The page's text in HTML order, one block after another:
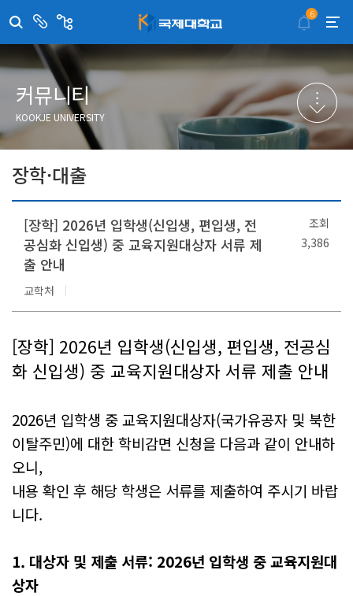
센
부
서
취·창업지원센터
국제대학교 입학안내
학술정보원
국제교류센터
산학협력단
평생교육원
교수학습지원센터
트
이메일무단수집거부
무선인터넷이용안내
포탈사이트
증명발급사이트
국제무인항공
6
커뮤니티
KOOKJE UNIVERSITY
장학·대출
[장학] 2026년 입학생(신입생, 편입생, 전
공심화 신입생) 중 교육지원대상자 서류 제
출 안내
조회
3,386
교학처
[장학] 2026년 입학생(신입생, 편입생, 전공심
화 신입생) 중 교육지원대상자 서류 제출 안내
2026년 입학생 중 교육지원대상자(국가유공자 및 북한
이탈주민)에 대한 학비감면 신청을 다음과 같이 안내하
오니,
내용 확인 후 해당 학생은 서류를 제출하여 주시기 바랍
니다.
1. 대상자 및 제출 서류: 2026년 입학생 중 교육지원대
상자